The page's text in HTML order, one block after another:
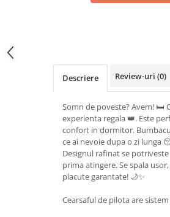
Descriere Review-uri (0)
Somn de poveste? Avem! 🛏️
experienta regala 👑. Este
confort in dormitor.
ce ai nevoie dupa o zi lunga
Designul rafinat se
prima atingere. Se spala
placute garantate! 🌙✨
Cearsaful de pilota are